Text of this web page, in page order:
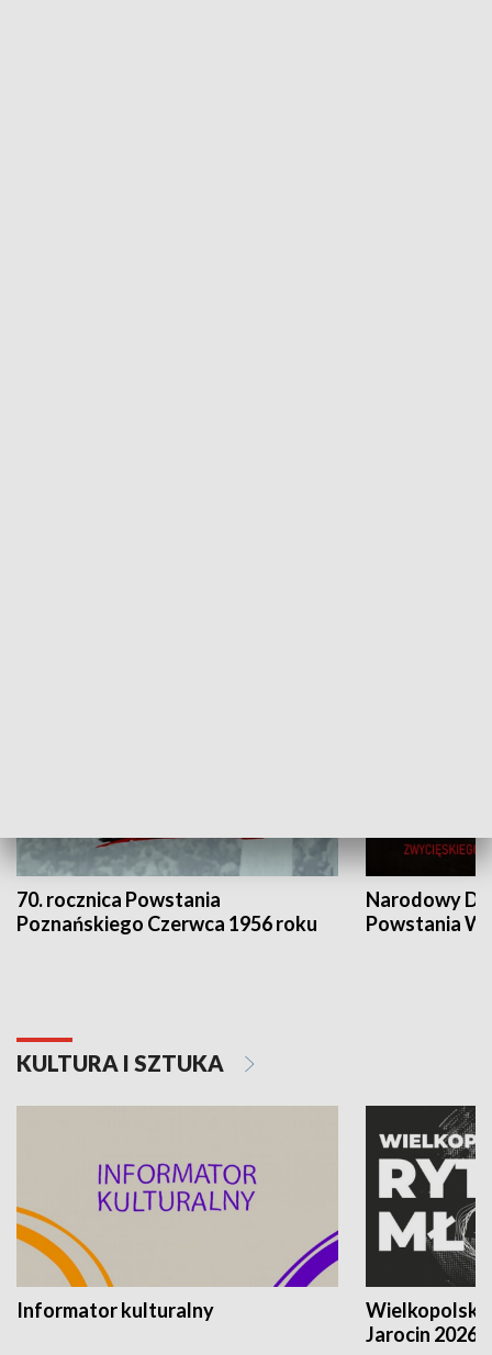
70. rocznica Powstania
Poznańskiego Czerwca 1956 roku
Narodowy
Powstania
KULTURA I SZTUKA
Informator kulturalny
Jarocin 2026